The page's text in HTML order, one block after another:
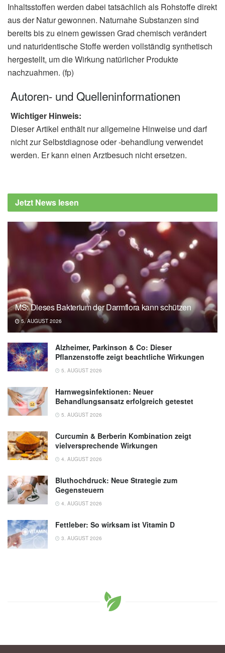
Inhaltsstoffen werden dabei tatsächlich als Rohstoffe direkt
aus der Natur gewonnen. Naturnahe Substanzen sind
bereits bis zu einem gewissen Grad chemisch verändert
und naturidentische Stoffe werden vollständig synthetisch
hergestellt, um die Wirkung natürlicher Produkte
nachzuahmen. (fp)
Autoren- und Quelleninformationen
Wichtiger Hinweis:
Dieser Artikel enthält nur allgemeine Hinweise und darf
nicht zur Selbstdiagnose oder -behandlung verwendet
werden. Er kann einen Arztbesuch nicht ersetzen.
Jetzt News lesen
MS: Dieses Bakterium der Darmflora kann schützen
5. AUGUST 2026
Alzheimer, Parkinson & Co: Dieser
Pflanzenstoffe zeigt beachtliche Wirkungen
5. AUGUST 2026
Harnwegsinfektionen: Neuer
Behandlungsansatz erfolgreich getestet
5. AUGUST 2026
Curcumin & Berberin Kombination zeigt
vielversprechende Wirkungen
4. AUGUST 2026
Bluthochdruck: Neue Strategie zum
Gegensteuern
4. AUGUST 2026
Fettleber: So wirksam ist Vitamin D
3. AUGUST 2026